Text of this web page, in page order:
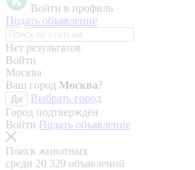
Войти в профиль
Подать объявление
Нет результатов
Войти
Москва
Ваш город Москва?
Да
Выбрать город
Город подтверждён
Войти Подать объявление
Поиск животных
среди 20 329 объявлений